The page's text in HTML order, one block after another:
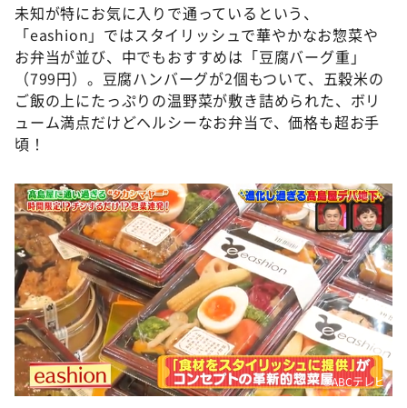
未知が特にお気に入りで通っているという、
「eashion」ではスタイリッシュで華やかなお惣菜や
お弁当が並び、中でもおすすめは「豆腐バーグ重」
（799円）。豆腐ハンバーグが2個もついて、五穀米の
ご飯の上にたっぷりの温野菜が敷き詰められた、ボリ
ューム満点だけどヘルシーなお弁当で、価格も超お手
頃！
©️ABCテレビ